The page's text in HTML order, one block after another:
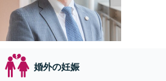
婚外の妊娠